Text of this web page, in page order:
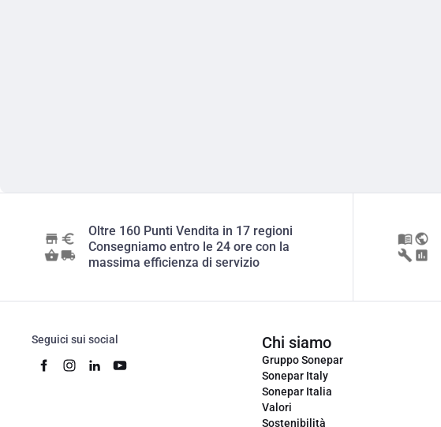
Oltre 160 Punti Vendita in 17 regioni
Consegniamo entro le 24 ore con la
massima efficienza di servizio
Seguici sui social Chi siamo
Gruppo Sonepar
Sonepar Italy
Sonepar Italia
Valori
Sostenibilità